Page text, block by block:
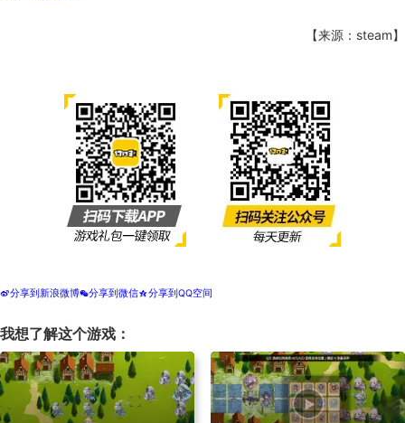
【来源：steam】
t分享到新浪微博w分享到微信z分享到QQ空间
我想了解这个游戏：